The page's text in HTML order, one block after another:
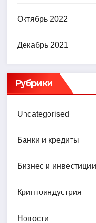
Октябрь 2022
Декабрь 2021
Рубрики
Uncategorised
Банки и кредиты
Бизнес и инвестиции
Криптоиндустрия
Новости